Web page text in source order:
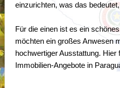
einzurichten, was das
Für die einen ist es ein
möchten ein großes Anwesen
hochwertiger Ausstattung.
Immobilien-Angebote in